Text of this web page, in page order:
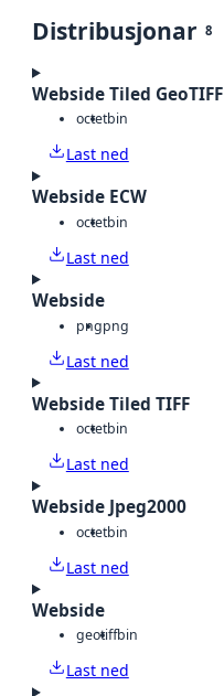
Distribusjonar 8
Webside Tiled GeoTIFF
octetbin
Last ned
Webside ECW
octetbin
Last ned
Webside
pngpng
Last ned
Webside Tiled TIFF
octetbin
Last ned
Webside Jpeg2000
octetbin
Last ned
Webside
geotiffbin
Last ned